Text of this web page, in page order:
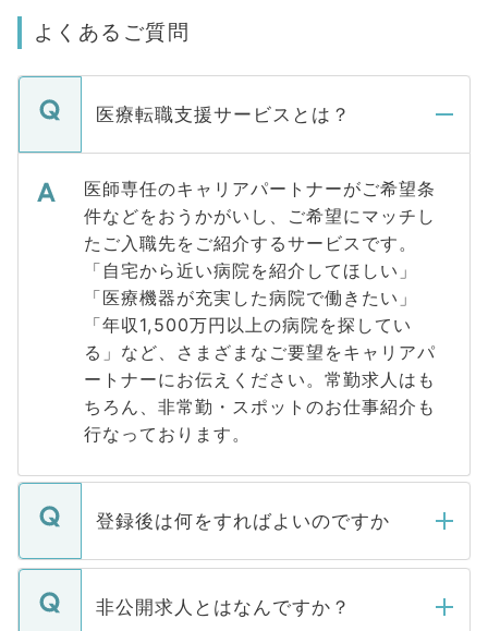
よくあるご質問
医療転職支援サービスとは？
医師専任のキャリアパートナーがご希望条
件などをおうかがいし、ご希望にマッチし
たご入職先をご紹介するサービスです。
「自宅から近い病院を紹介してほしい」
「医療機器が充実した病院で働きたい」
「年収1,500万円以上の病院を探してい
る」など、さまざまなご要望をキャリアパ
ートナーにお伝えください。常勤求人はも
ちろん、非常勤・スポットのお仕事紹介も
行なっております。
登録後は何をすればよいのですか
ご登録いただきましたら、弊社担当者がご
登録内容を確認し、その後メールもしくは
非公開求人とはなんですか？